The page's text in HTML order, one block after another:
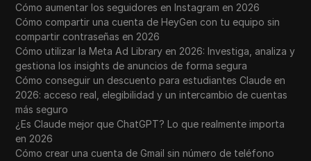
Cómo aumentar los seguidores en Instagram en 2026
Cómo compartir una cuenta de HeyGen con tu equipo sin
compartir contraseñas en 2026
Cómo utilizar la Meta Ad Library en 2026: Investiga, analiza y
gestiona los insights de anuncios de forma segura
Cómo conseguir un descuento para estudiantes Claude en
2026: acceso real, elegibilidad y un intercambio de cuentas
más seguro
¿Es Claude mejor que ChatGPT? Lo que realmente importa
en 2026
Cómo crear una cuenta de Gmail sin número de teléfono